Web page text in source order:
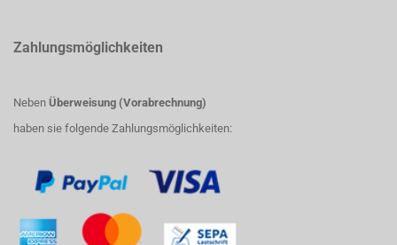
Zahlungsmöglichkeiten
Neben Überweisung (Vorabrechnung)
haben sie folgende Zahlungsmöglichkeiten: